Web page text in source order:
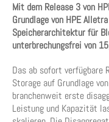
Mit dem Release 3 von
Grundlage von HPE
Speicherarchitektur für
unterbrechungsfrei von
Das ab sofort verfügbare
Storage auf Grundlage
branchenweit erste
Leistung und Kapazität